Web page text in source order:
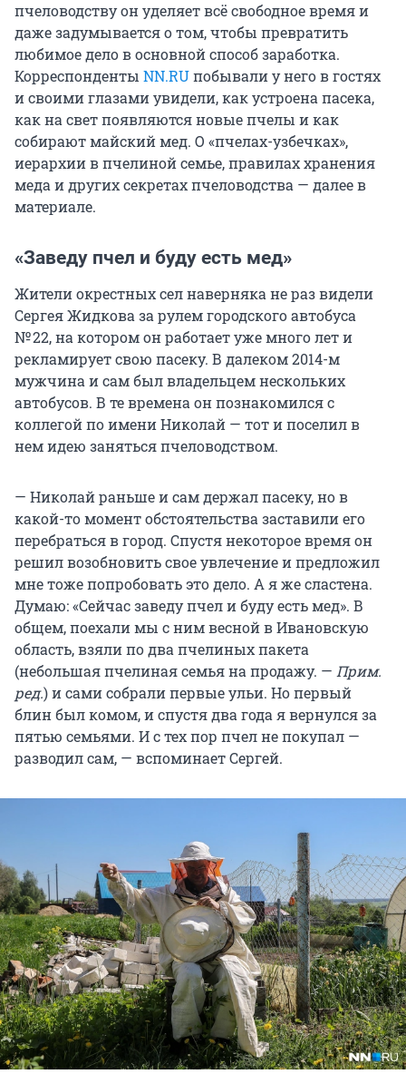
пчеловодству он уделяет всё свободное время и
даже задумывается о том, чтобы превратить
любимое дело в основной способ заработка.
Корреспонденты NN.RUпобывали у него в гостях
и своими глазами увидели, как устроена пасека,
как на свет появляются новые пчелы и как
собирают майский мед. О «пчелах-узбечках»,
иерархии в пчелиной семье, правилах хранения
меда и других секретах пчеловодства — далее в
материале.
«Заведу пчел и буду есть мед»
Жители окрестных сел наверняка не раз видели
Сергея Жидкова за рулем городского автобуса
№ 22, на котором он работает уже много лет и
рекламирует свою пасеку. В далеком 2014-м
мужчина и сам был владельцем нескольких
автобусов. В те времена он познакомился с
коллегой по имени Николай — тот и поселил в
нем идею заняться пчеловодством.
— Николай раньше и сам держал пасеку, но в
какой-то момент обстоятельства заставили его
перебраться в город. Спустя некоторое время он
решил возобновить свое увлечение и предложил
мне тоже попробовать это дело. А я же сластена.
Думаю: «Сейчас заведу пчел и буду есть мед». В
общем, поехали мы с ним весной в Ивановскую
область, взяли по два пчелиных пакета
(небольшая пчелиная семья на продажу. — Прим.
ред.) и сами собрали первые ульи. Но первый
блин был комом, и спустя два года я вернулся за
пятью семьями. И с тех пор пчел не покупал —
разводил сам, — вспоминает Сергей.